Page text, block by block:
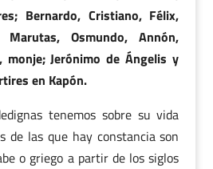
Bernardo, Cristiano, Félix,
Marutas, Osmundo, Annón,
Jerónimo de Ángelis y
en Kapón.
tenemos sobre su vida
de las que hay constancia son
o griego a partir de los siglos